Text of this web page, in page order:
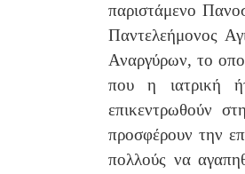
παριστάμενο
Παντελεήμονος
Αναργύρων, το
που η ιατρική
επικεντρωθούν
προσφέρουν την
πολλούς να